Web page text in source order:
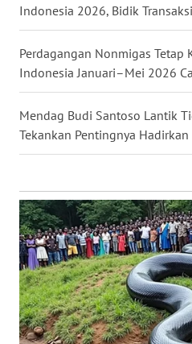
Indonesia 2026, Bidik
Perdagangan Nonmigas Tetap
Indonesia Januari–Mei 2026
Mendag Budi Santoso Lantik
Tekankan Pentingnya
WN
KALTIM
WN
SULSEL
WN
GORONTALO
WN
SULUT
WN
MALUKU
WN
MALUT